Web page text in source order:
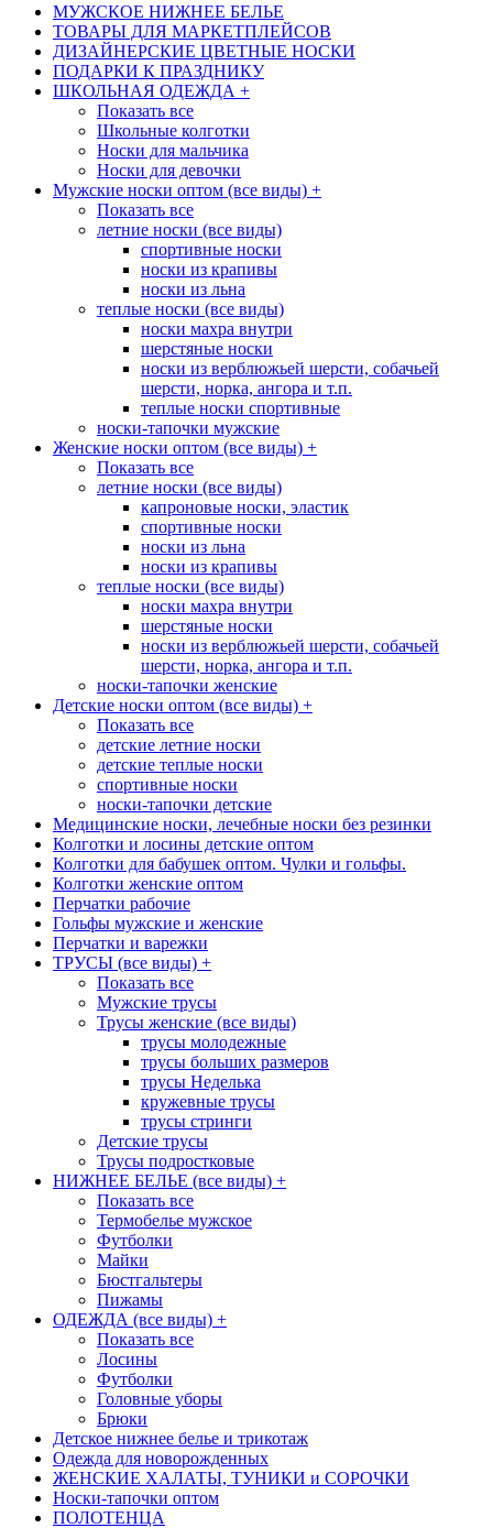
МУЖСКОЕ НИЖНЕЕ БЕЛЬЕ
ТОВАРЫ ДЛЯ МАРКЕТПЛЕЙСОВ
ДИЗАЙНЕРСКИЕ ЦВЕТНЫЕ НОСКИ
ПОДАРКИ К ПРАЗДНИКУ
ШКОЛЬНАЯ ОДЕЖДА +
Показать все
Школьные колготки
Носки для мальчика
Носки для девочки
Мужские носки оптом (все виды) +
Показать все
летние носки (все виды)
спортивные носки
носки из крапивы
носки из льна
теплые носки (все виды)
носки махра внутри
шерстяные носки
носки из верблюжьей шерсти, собачьей
шерсти, норка, ангора и т.п.
теплые носки спортивные
носки-тапочки мужские
Женские носки оптом (все виды) +
Показать все
летние носки (все виды)
капроновые носки, эластик
спортивные носки
носки из льна
носки из крапивы
теплые носки (все виды)
носки махра внутри
шерстяные носки
носки из верблюжьей шерсти, собачьей
шерсти, норка, ангора и т.п.
носки-тапочки женские
Детские носки оптом (все виды) +
Показать все
детские летние носки
детские теплые носки
спортивные носки
носки-тапочки детские
Медицинские носки, лечебные носки без резинки
Колготки и лосины детские оптом
Колготки для бабушек оптом. Чулки и гольфы.
Колготки женские оптом
Перчатки рабочие
Гольфы мужские и женские
Перчатки и варежки
ТРУСЫ (все виды) +
Показать все
Мужские трусы
Трусы женские (все виды)
трусы молодежные
трусы больших размеров
трусы Неделька
кружевные трусы
трусы стринги
Детские трусы
Трусы подростковые
НИЖНЕЕ БЕЛЬЕ (все виды) +
Показать все
Термобелье мужское
Футболки
Майки
Бюстгальтеры
Пижамы
ОДЕЖДА (все виды) +
Показать все
Лосины
Футболки
Головные уборы
Брюки
Детское нижнее белье и трикотаж
Одежда для новорожденных
ЖЕНСКИЕ ХАЛАТЫ, ТУНИКИ и СОРОЧКИ
Носки-тапочки оптом
ПОЛОТЕНЦА